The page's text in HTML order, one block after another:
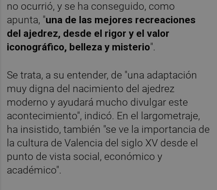
no ocurrió, y se ha conseguido, como
apunta, "una de las mejores recreaciones
del ajedrez, desde el rigor y el valor
iconográfico, belleza y misterio".
Se trata, a su entender, de "una adaptación
muy digna del nacimiento del ajedrez
moderno y ayudará mucho divulgar este
acontecimiento", indicó. En el largometraje,
ha insistido, también "se ve la importancia de
la cultura de Valencia del siglo XV desde el
punto de vista social, económico y
académico".